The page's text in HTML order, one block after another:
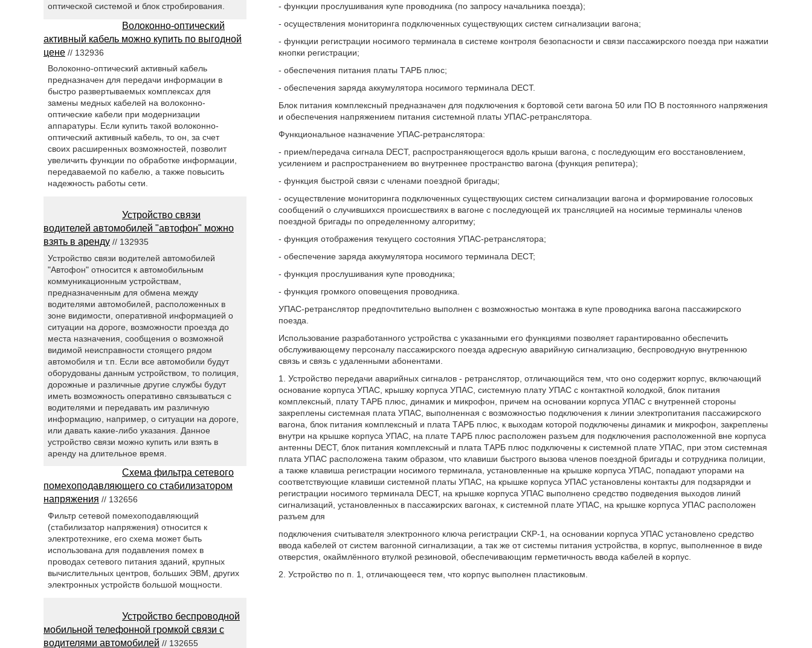
- функции прослушивания купе проводника (по запросу начальника поезда);
- осуществления мониторинга подключенных существующих систем сигнализации вагона;
- функции регистрации носимого терминала в системе контроля безопасности и связи пассажирского поезда при нажатии
кнопки регистрации;
- обеспечения питания платы ТАРБ плюс;
- обеспечения заряда аккумулятора носимого терминала DECT.
Блок питания комплексный предназначен для подключения к бортовой сети вагона 50 или ПО В постоянного напряжения
и обеспечения напряжением питания системной платы УПАС-ретранслятора.
Функциональное назначение УПАС-ретранслятора:
- прием/передача сигнала DECT, распространяющегося вдоль крыши вагона, с последующим его восстановлением,
усилением и распространением во внутреннее пространство вагона (функция репитера);
- функция быстрой связи с членами поездной бригады;
- осуществление мониторинга подключенных существующих систем сигнализации вагона и формирование голосовых
сообщений о случившихся происшествиях в вагоне с последующей их трансляцией на носимые терминалы членов
поездной бригады по определенному алгоритму;
- функция отображения текущего состояния УПАС-ретранслятора;
- обеспечение заряда аккумулятора носимого терминала DECT;
- функция прослушивания купе проводника;
- функция громкого оповещения проводника.
УПАС-ретранслятор предпочтительно выполнен с возможностью монтажа в купе проводника вагона пассажирского
поезда.
Использование разработанного устройства с указанными его функциями позволяет гарантированно обеспечить
обслуживающему персоналу пассажирского поезда адресную аварийную сигнализацию, беспроводную внутреннюю
связь и связь с удаленными абонентами.
1. Устройство передачи аварийных сигналов - ретранслятор, отличающийся тем, что оно содержит корпус, включающий
основание корпуса УПАС, крышку корпуса УПАС, системную плату УПАС с контактной колодкой, блок питания
комплексный, плату ТАРБ плюс, динамик и микрофон, причем на основании корпуса УПАС с внутренней стороны
закреплены системная плата УПАС, выполненная с возможностью подключения к линии электропитания пассажирского
вагона, блок питания комплексный и плата ТАРБ плюс, к выходам которой подключены динамик и микрофон, закреплены
внутри на крышке корпуса УПАС, на плате ТАРБ плюс расположен разъем для подключения расположенной вне корпуса
антенны DECT, блок питания комплексный и плата ТАРБ плюс подключены к системной плате УПАС, при этом системная
плата УПАС расположена таким образом, что клавиши быстрого вызова членов поездной бригады и сотрудника полиции,
а также клавиша регистрации носимого терминала, установленные на крышке корпуса УПАС, попадают упорами на
соответствующие клавиши системной платы УПАС, на крышке корпуса УПАС установлены контакты для подзарядки и
регистрации носимого терминала DECT, на крышке корпуса УПАС выполнено средство подведения выходов линий
сигнализаций, установленных в пассажирских вагонах, к системной плате УПАС, на крышке корпуса УПАС расположен
разъем для
подключения считывателя электронного ключа регистрации СКР-1, на основании корпуса УПАС установлено средство
ввода кабелей от систем вагонной сигнализации, а так же от системы питания устройства, в корпус, выполненное в виде
отверстия, окаймлённого втулкой резиновой, обеспечивающим герметичность ввода кабелей в корпус.
2. Устройство по п. 1, отличающееся тем, что корпус выполнен пластиковым.
оптической системой и блок стробирования.
Волоконно-оптический
активный кабель можно купить по выгодной
цене // 132936
Волоконно-оптический активный кабель
предназначен для передачи информации в
быстро развертываемых комплексах для
замены медных кабелей на волоконно-
оптические кабели при модернизации
аппаратуры. Если купить такой волоконно-
оптический активный кабель, то он, за счет
своих расширенных возможностей, позволит
увеличить функции по обработке информации,
передаваемой по кабелю, а также повысить
надежность работы сети.
Устройство связи
водителей автомобилей "автофон" можно
взять в аренду // 132935
Устройство связи водителей автомобилей
"Автофон" относится к автомобильным
коммуникационным устройствам,
предназначенным для обмена между
водителями автомобилей, расположенных в
зоне видимости, оперативной информацией о
ситуации на дороге, возможности проезда до
места назначения, сообщения о возможной
видимой неисправности стоящего рядом
автомобиля и т.п. Если все автомобили будут
оборудованы данным устройством, то полиция,
дорожные и различные другие службы будут
иметь возможность оперативно связываться с
водителями и передавать им различную
информацию, например, о ситуации на дороге,
или давать какие-либо указания. Данное
устройство связи можно купить или взять в
аренду на длительное время.
Схема фильтра сетевого
помехоподавляющего со стабилизатором
напряжения // 132656
Фильтр сетевой помехоподавляющий
(стабилизатор напряжения) относится к
электротехнике, его схема может быть
использована для подавления помех в
проводах сетевого питания зданий, крупных
вычислительных центров, больших ЭВМ, других
электронных устройств большой мощности.
Устройство беспроводной
мобильной телефонной громкой связи с
водителями автомобилей // 132655